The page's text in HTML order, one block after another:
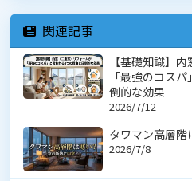
関連記事
【基礎知識】
「最強のコス
倒的な効果
2026/7/12
タワマン高層階
2026/7/8